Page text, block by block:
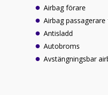
Airbag förare
Airbag passagerare
Antisladd
Autobroms
Avstängningsbar